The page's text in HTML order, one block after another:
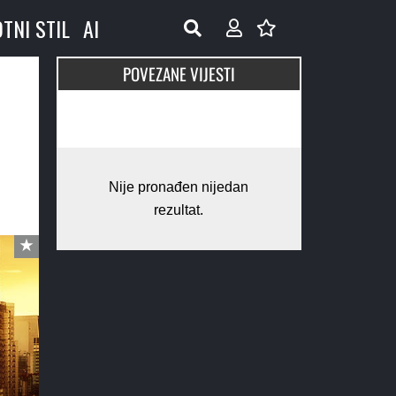
STIL AI
POVEZANE VIJESTI
Nije pronađen nijedan
rezultat.